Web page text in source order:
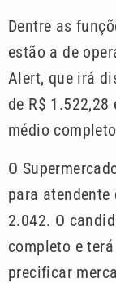
Dentre as
estão a de
Alert, que irá
de R$
médio completo
O
para atendente
2.042. O
completo e
precificar